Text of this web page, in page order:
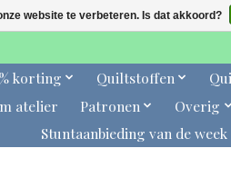
korting Quiltstoffen
atelier Patronen Overig
Stuntaanbieding van de week
website te verbeteren. Is dat akkoord?